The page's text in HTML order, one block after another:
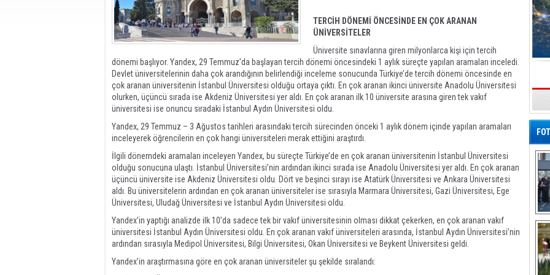
TERCİH DÖNEMİ ÖNCESİNDE EN ÇOK ARANAN
ÜNİVERSİTELER
Üniversite sınavlarına giren milyonlarca kişi için tercih
dönemi başlıyor. Yandex, 29 Temmuz’da başlayan tercih dönemi öncesindeki 1 aylık süreçte yapılan aramaları inceledi.
Devlet üniversitelerinin daha çok arandığının belirlendiği inceleme sonucunda Türkiye’de tercih dönemi öncesinde en
çok aranan üniversitenin İstanbul Üniversitesi olduğu ortaya çıktı. En çok aranan ikinci üniversite Anadolu Üniversitesi
olurken, üçüncü sırada ise Akdeniz Üniversitesi yer aldı. En çok aranan ilk 10 üniversite arasına giren tek vakıf
üniversitesi ise onuncu sıradaki İstanbul Aydın Üniversitesi oldu.
Yandex, 29 Temmuz – 3 Ağustos tarihleri arasındaki tercih sürecinden önceki 1 aylık dönem içinde yapılan aramaları
inceleyerek öğrencilerin en çok hangi üniversiteleri merak ettiğini araştırdı.
İlgili dönemdeki aramaları inceleyen Yandex, bu süreçte Türkiye’de en çok aranan üniversitenin İstanbul Üniversitesi
olduğu sonucuna ulaştı. İstanbul Üniversitesi’nin ardından ikinci sırada ise Anadolu Üniversitesi yer aldı. En çok aranan
üçüncü üniversite ise Akdeniz Üniversitesi oldu. Dört ve beşinci sırayı ise Atatürk Üniversitesi ve Ankara Üniversitesi
aldı. Bu üniversitelerin ardından en çok aranan üniversiteler ise sırasıyla Marmara Üniversitesi, Gazi Üniversitesi, Ege
Üniversitesi, Uludağ Üniversitesi ve İstanbul Aydın Üniversitesi oldu.
Yandex’in yaptığı analizde ilk 10’da sadece tek bir vakıf üniversitesinin olması dikkat çekerken, en çok aranan vakıf
üniversitesi İstanbul Aydın Üniversitesi oldu. En çok aranan vakıf üniversiteleri arasında, İstanbul Aydın Üniversitesi’nin
ardından sırasıyla Medipol Üniversitesi, Bilgi Üniversitesi, Okan Üniversitesi ve Beykent Üniversitesi geldi.
Yandex’in araştırmasına göre en çok aranan üniversiteler şu şekilde sıralandı: